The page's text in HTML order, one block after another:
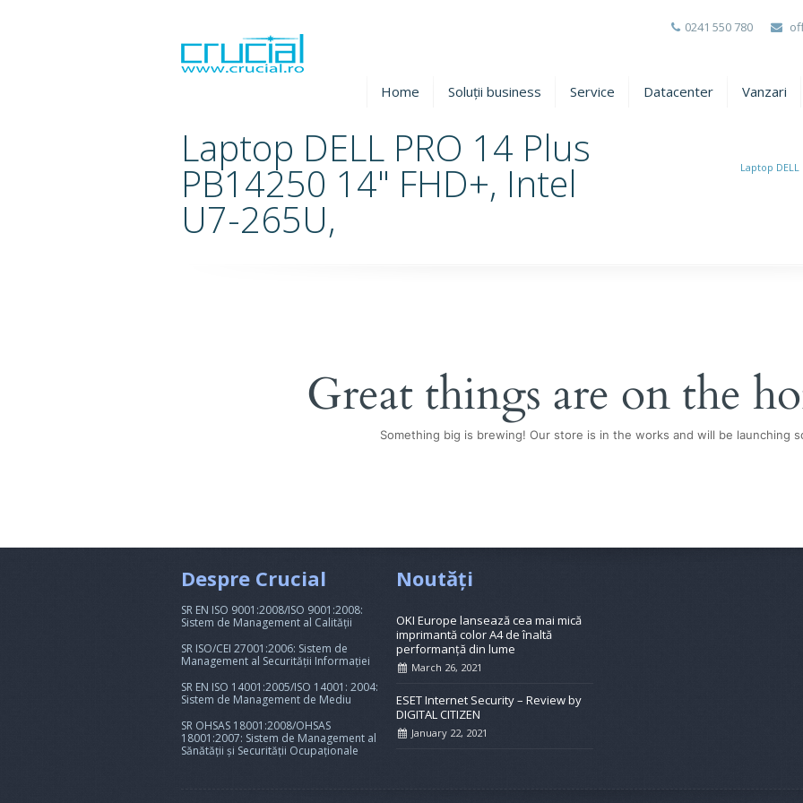
0241 550 780
Home Soluții business Service Datacenter Vanzari
Laptop DELL PRO 14 Plus
PB14250 14" FHD+, Intel
U7-265U,
Laptop DELL
Great things are on the
Something big is brewing! Our store is in the works and will be launching
Despre Crucial
SR EN ISO 9001:2008/ISO 9001:2008:
Sistem de Management al Calității
SR ISO/CEI 27001:2006: Sistem de
Management al Securității Informației
SR EN ISO 14001:2005/ISO 14001: 2004:
Sistem de Management de Mediu
SR OHSAS 18001:2008/OHSAS
18001:2007: Sistem de Management al
Sănătății și Securității Ocupaționale
Noutăți
OKI Europe lansează cea mai mică
imprimantă color A4 de înaltă
performanță din lume
March 26, 2021
ESET Internet Security – Review by
DIGITAL CITIZEN
January 22, 2021